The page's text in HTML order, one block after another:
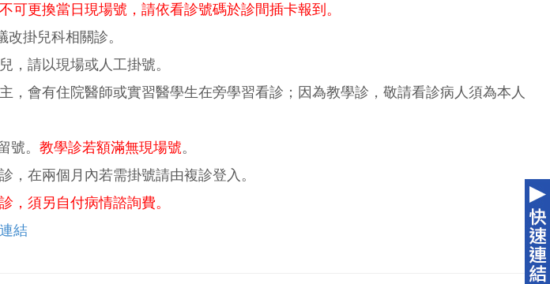
可更換當日現場號，請依看診號碼於診間插卡報到。
掛兒科相關診。
，請以現場或人工掛號。
，會有住院醫師或實習醫學生在旁學習看診；因為教學診，敬請看診病人須為本人
號。 教學診若額滿無現場號。
，在兩個月內若需掛號請由複診登入。
，須另自付病情諮詢費。
結